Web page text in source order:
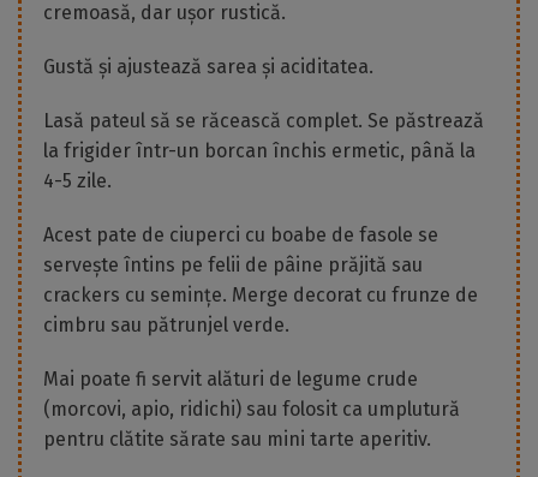
cremoasă, dar ușor rustică.
Gustă și ajustează sarea și aciditatea.
Lasă pateul să se răcească complet. Se păstrează
la frigider într-un borcan închis ermetic, până la
4-5 zile.
Acest pate de ciuperci cu boabe de fasole se
servește întins pe felii de pâine prăjită sau
crackers cu semințe. Merge decorat cu frunze de
cimbru sau pătrunjel verde.
Mai poate fi servit alături de legume crude
(morcovi, apio, ridichi) sau folosit ca umplutură
pentru clătite sărate sau mini tarte aperitiv.